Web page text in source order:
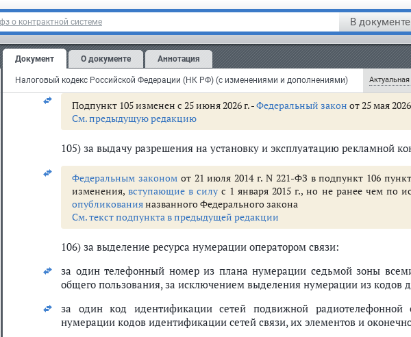
о контрактной системе В документе
плательщики страховых взносов. Налоговые агенты. Представительство в налоговых
Финансовые органы. Органы внутренних дел. Следственные органы. Ответственность
по уплате налогов, сборов, страховых взносов (ст. 38 - 79)
(ст. 80 - 105)
группы компаний. Общие положения о ценах и налогообложении. Налоговый
мониторинга (ст. 105.26 - 105.31)
за их совершение (ст. 106 - 136)
и действий или бездействия их должностных лиц (ст. 137 - 142)
Российской Федерации по вопросам налогообложения и взаимной административной
143 - 178)
207 - 233)
силу)
- 333)
мира и за пользование объектами водных биологических ресурсов (ст. 333.1 - 333.7)
- 333.42)
Документ О документе Аннотация
Налоговый кодекс Российской Федерации (НК РФ) (с изменениями и дополнениями)
Подпункт 104 изменен с 1 января 2026 г. -
от 28 ноября
См. предыдущую редакцию
104) за выдачу документа о соответствии требованиямфедеральных
500 рублей;
Подпункт 105 изменен с 25 июня 2026 г. -Федеральный закон от 25 мая
См. предыдущую редакцию
105) за выдачу разрешения на установку и эксплуатацию рекламной
Федеральным закономот 21 июля 2014 г. N 221-ФЗ в подпункт 106
изменения,вступающие в силу с 1 января 2015 г., но не ранее чем по
опубликованияназванного Федерального закона
См. текст подпункта в предыдущей редакции
106) за выделение ресурса нумерации оператором связи:
за один телефонный номер из плана нумерации седьмой зоны
общего пользования, за исключением выделения нумерации из кодов
за один код идентификации сетей подвижной радиотелефонной
нумерации кодов идентификации сетей связи, их элементов и